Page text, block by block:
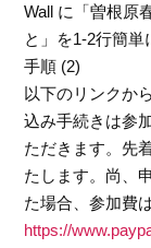
Wall に「曽根原
と」を1-2行簡単
手順 (2)
以下のリンクか
込み手続きは参
ただきます。先
たします。尚、
た場合、参加費
https://